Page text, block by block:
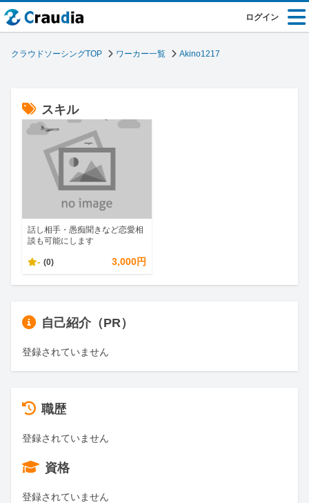
ログイン
クラウドソーシングTOP ワーカー一覧 Akino1217
スキル
話し相手・愚痴聞きなど恋愛相
談も可能にします
- (0) 3,000円
自己紹介（PR）
登録されていません
職歴
登録されていません
資格
登録されていません